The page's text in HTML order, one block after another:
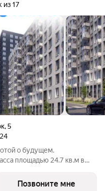
из 17
,5
о будущем.
площадью 24.7 кв.м в
быть Позвоните мне